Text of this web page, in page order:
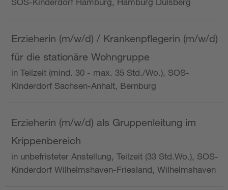
Erzieherin (m/w/d) / Krankenpflegerin (m/w/d)
für die stationäre Wohngruppe
in Teilzeit (mind. 30 - max. 35 Std./Wo.), SOS-
Kinderdorf Sachsen-Anhalt, Bernburg
Erzieherin (m/w/d) als Gruppenleitung im
Krippenbereich
in unbefristeter Anstellung, Teilzeit (33 Std.Wo.), SOS-
Kinderdorf Wilhelmshaven-Friesland, Wilhelmshaven